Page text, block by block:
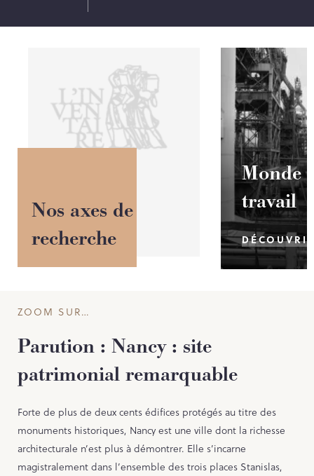
Nos axes de
recherche
Monde
travail
ZOOM SUR…
Parution : Nancy : site
patrimonial remarquable
Forte de plus de deux cents édifices protégés au titre des
monuments historiques, Nancy est une ville dont la richesse
architecturale n’est plus à démontrer. Elle s’incarne
magistralement dans l’ensemble des trois places Stanislas,